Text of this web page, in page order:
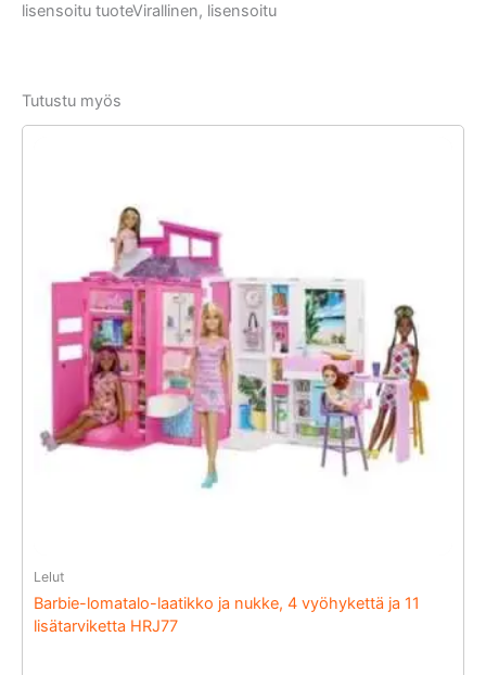
lisensoitu tuoteVirallinen, lisensoitu
Tutustu myös
Lelut
Barbie-lomatalo-laatikko ja nukke, 4 vyöhykettä ja 11
lisätarviketta HRJ77